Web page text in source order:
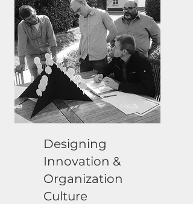
Designing
Innovation &
Organization
Culture